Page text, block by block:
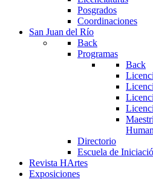
Posgrados
Coordinaciones
San Juan del Río
Back
Programas
Back
Directorio
Escuela de
Revista HArtes
Exposiciones